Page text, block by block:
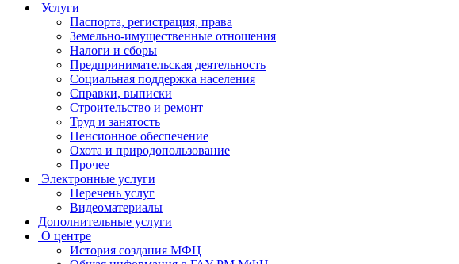
Услуги
Паспорта, регистрация, права
Земельно-имущественные отношения
Налоги и сборы
Предпринимательская деятельность
Социальная поддержка населения
Справки, выписки
Строительство и ремонт
Труд и занятость
Пенсионное обеспечение
Охота и природопользование
Прочее
Электронные услуги
Перечень услуг
Видеоматериалы
Дополнительные услуги
О центре
История создания МФЦ